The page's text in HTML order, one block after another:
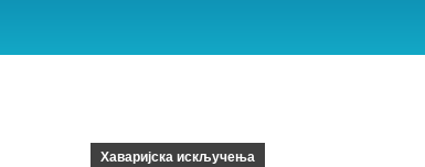
Хаваријска искључења